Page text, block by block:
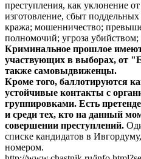
преступления, как уклонение
изготовление, сбыт
кража; мошенничество;
полномочий; угроза убийством;
Криминальное прошлое
участвующих в выборах, от
также самовыдвиженцы.
Кроме того, баллотируются
устойчивые контакты с
группировками. Есть
и среди тех, кто на данный
совершении преступлений.
списке кандидатов в
номером.